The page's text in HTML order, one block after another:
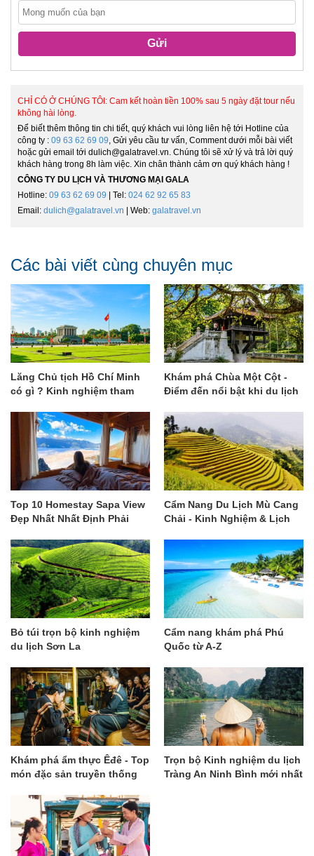
Gửi
CHỈ CÓ Ở CHÚNG TÔI: Cam kết hoàn tiền 100% sau 5 ngày đặt tour nếu
không hài lòng.
Để biết thêm thông tin chi tiết, quý khách vui lòng liên hệ tới Hotline của
công ty : 09 63 62 69 09, Gửi yêu cầu tư vấn, Comment dưới mỗi bài viết
hoặc gửi email tới dulich@galatravel.vn. Chúng tôi sẽ xử lý và trả lời quý
khách hàng trong 8h làm việc. Xin chân thành cảm ơn quý khách hàng !
CÔNG TY DU LỊCH VÀ THƯƠNG MẠI GALA
Hotline: 09 63 62 69 09 | Tel: 024 62 92 65 83
Email: dulich@galatravel.vn | Web: galatravel.vn
Các bài viết cùng chuyên mục
Lăng Chủ tịch Hồ Chí Minh
có gì ? Kinh nghiệm tham
Khám phá Chùa Một Cột -
Điểm đến nổi bật khi du lịch
Top 10 Homestay Sapa View
Đẹp Nhất Nhất Định Phải
Cẩm Nang Du Lịch Mù Cang
Chải - Kinh Nghiệm & Lịch
Bỏ túi trọn bộ kinh nghiệm
du lịch Sơn La
Cẩm nang khám phá Phú
Quốc từ A-Z
Khám phá ẩm thực Êđê - Top
món đặc sản truyền thống
Trọn bộ Kinh nghiệm du lịch
Tràng An Ninh Bình mới nhất